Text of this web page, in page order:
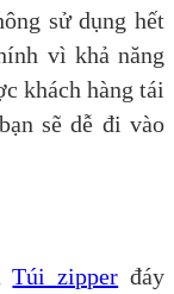
sử dụng hết
vì khả năng
khách hàng tái
sẽ dễ đi vào
Túi zipper đáy